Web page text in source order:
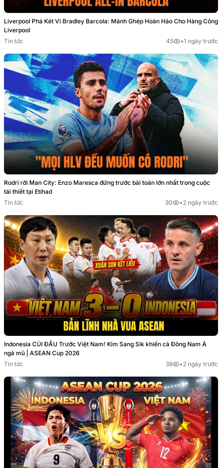
Liverpool Phá Két Vì Bradley Barcola: Mảnh Ghép Hoàn Hảo Cho Hàng Công
Liverpool
Tin tức
45 •1 ngày trước
Rodri rời Man City: Enzo Maresca đứng trước bài toán lớn nhất trong cuộc
tái thiết tại Etihad
Tin tức
30 •2 ngày trước
Indonesia CÚI ĐẦU Trước Việt Nam! Kim Sang Sik khiến cả Đông Nam Á
ngả mũ | ASEAN Cup 2026
Tin tức
38 •2 ngày trước